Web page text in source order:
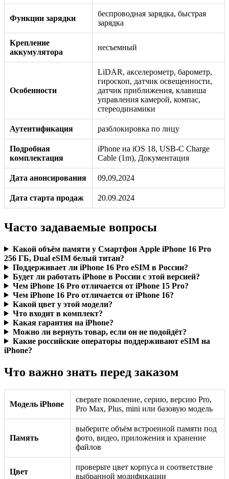
Функции зарядки
беспроводная зарядка, быстрая
зарядка
Крепление
аккумулятора
несъемный
Особенности
LiDAR, акселерометр, барометр,
гироскоп, датчик освещенности,
датчик приближения, клавиша
управления камерой, компас,
стереодинамики
Аутентификация разблокировка по лицу
Подробная
комплектация
iPhone на iOS 18, USB‑C Charge
Cable (1m), Документация
Дата анонсирования 09,09,2024
Дата старта продаж 20.09.2024
Часто задаваемые вопросы
Какой объём памяти у Смартфон Apple iPhone 16 Pro
256 ГБ, Dual eSIM белый титан?
Поддерживает ли iPhone 16 Pro eSIM в России?
Будет ли работать iPhone в России с этой версией?
Чем iPhone 16 Pro отличается от iPhone 15 Pro?
Чем iPhone 16 Pro отличается от iPhone 16?
Какой цвет у этой модели?
Что входит в комплект?
Какая гарантия на iPhone?
Можно ли вернуть товар, если он не подойдёт?
Какие российские операторы поддерживают eSIM на
iPhone?
Что важно знать перед заказом
Модель iPhone
сверьте поколение, серию, версию Pro,
Pro Max, Plus, mini или базовую модель
Память
выберите объём встроенной памяти под
фото, видео, приложения и хранение
файлов
Цвет
проверьте цвет корпуса и соответствие
выбранной модификации